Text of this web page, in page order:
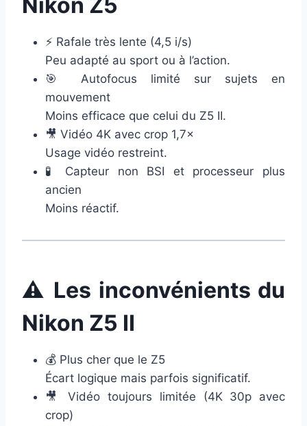
⚡ Rafale très lente (4,5 i/s)
Peu adapté au sport ou à l’action.
🎯 Autofocus limité sur sujets en
mouvement
Moins efficace que celui du Z5 II.
🎥 Vidéo 4K avec crop 1,7×
Usage vidéo restreint.
🧪 Capteur non BSI et processeur plus
ancien
Moins réactif.
⚠️ Les inconvénients du
Nikon Z5 II
💰 Plus cher que le Z5
Écart logique mais parfois significatif.
🎥 Vidéo toujours limitée (4K 30p avec
crop)